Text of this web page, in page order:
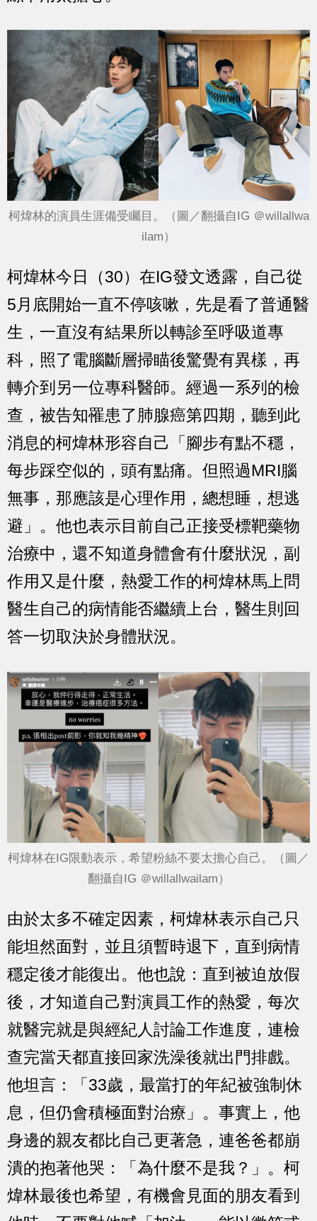
柯煒林的演員生涯備受矚目。（圖／翻攝自IG ＠willallwa
ilam）
柯煒林今日（30）在IG發文透露，自己從
5月底開始一直不停咳嗽，先是看了普通醫
生，一直沒有結果所以轉診至呼吸道專
科，照了電腦斷層掃瞄後驚覺有異樣，再
轉介到另一位專科醫師。經過一系列的檢
查，被告知罹患了肺腺癌第四期，聽到此
消息的柯煒林形容自己「腳步有點不穩，
每步踩空似的，頭有點痛。但照過MRI腦
無事，那應該是心理作用，總想睡，想逃
避」。他也表示目前自己正接受標靶藥物
治療中，還不知道身體會有什麼狀況，副
作用又是什麼，熱愛工作的柯煒林馬上問
醫生自己的病情能否繼續上台，醫生則回
答一切取決於身體狀況。
柯煒林在IG限動表示，希望粉絲不要太擔心自己。（圖／
翻攝自IG ＠willallwailam）
由於太多不確定因素，柯煒林表示自己只
能坦然面對，並且須暫時退下，直到病情
穩定後才能復出。他也說：直到被迫放假
後，才知道自己對演員工作的熱愛，每次
就醫完就是與經紀人討論工作進度，連檢
查完當天都直接回家洗澡後就出門排戲。
他坦言：「33歲，最當打的年紀被強制休
息，但仍會積極面對治療」。事實上，他
身邊的親友都比自己更著急，連爸爸都崩
潰的抱著他哭：「為什麼不是我？」。柯
煒林最後也希望，有機會見面的朋友看到